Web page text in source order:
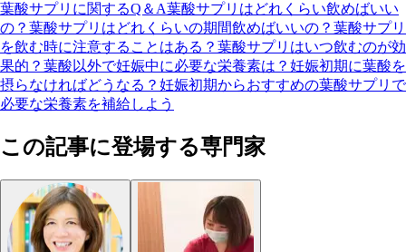
葉酸サプリに関するQ＆A葉酸サプリはどれくらい飲めばいい
の？ 葉酸サプリはどれくらいの期間飲めばいいの？ 葉酸サプリ
を飲む時に注意することはある？ 葉酸サプリはいつ飲むのが効
果的？ 葉酸以外で妊娠中に必要な栄養素は？ 妊娠初期に葉酸を
摂らなければどうなる？ 妊娠初期からおすすめの葉酸サプリで
必要な栄養素を補給しよう
この記事に登場する専門家